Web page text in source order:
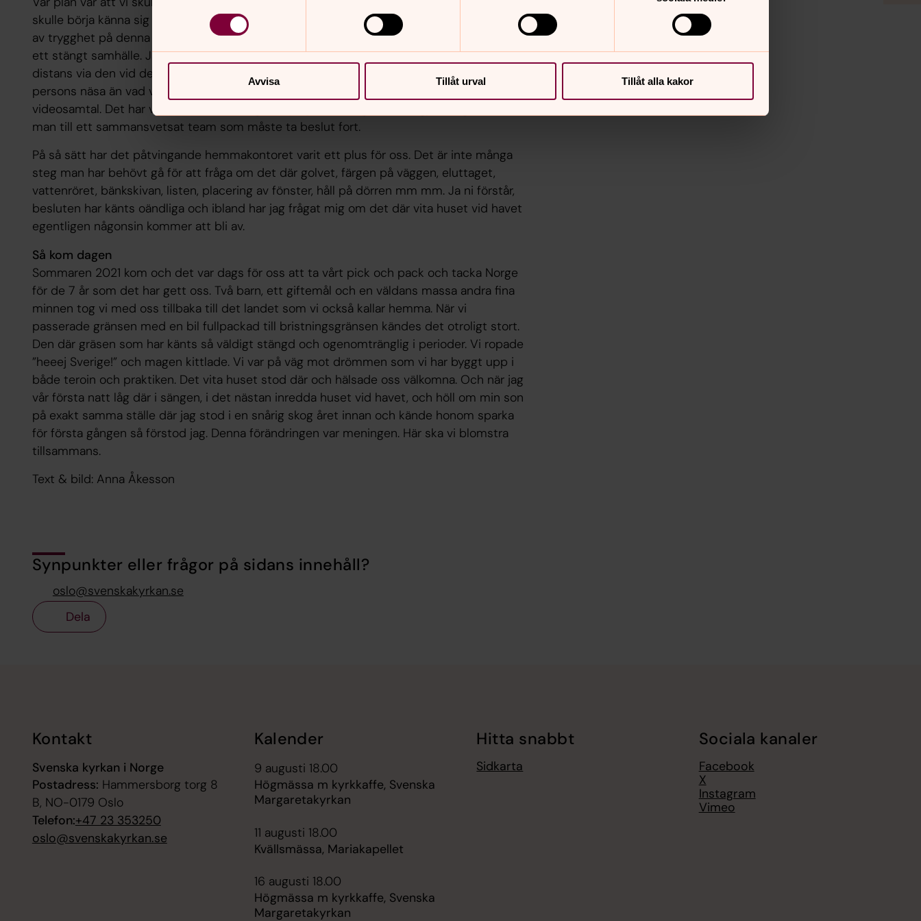
Avvisa Tillåt urval Tillåt alla kakor
skulle börja känna sig som hemma, leka lite utanför sin nya förskola och skapa en känsla
av trygghet på denna nya plats. Så kom de nya restriktionerna med karantänhotell och
ett stängt samhälle. Jahapp... Förändring. Igen. Vi har fått projektleda vårt bygge på
distans via den vid det här laget välanvända telefonen och ibland har sett upp mer i en
persons näsa än vad vi faktiskt bygger lite beronde på personens kompetens av
videosamtal. Det har varit en koordinering och projektledning som har gjort mig och min
man till ett sammansvetsat team som måste ta beslut fort.
På så sätt har det påtvingande hemmakontoret varit ett plus för oss. Det är inte många
steg man har behövt gå för att fråga om det där golvet, färgen på väggen, eluttaget,
vattenröret, bänkskivan, listen, placering av fönster, håll på dörren mm mm. Ja ni förstår,
besluten har känts oändliga och ibland har jag frågat mig om det där vita huset vid havet
egentligen någonsin kommer att bli av.
Så kom dagen
Sommaren 2021 kom och det var dags för oss att ta vårt pick och pack och tacka Norge
för de 7 år som det har gett oss. Två barn, ett giftemål och en väldans massa andra fina
minnen tog vi med oss tillbaka till det landet som vi också kallar hemma. När vi
passerade gränsen med en bil fullpackad till bristningsgränsen kändes det otroligt stort.
Den där gräsen som har känts så väldigt stängd och ogenomtränglig i perioder. Vi ropade
”heeej Sverige!” och magen kittlade. Vi var på väg mot drömmen som vi har byggt upp i
både teroin och praktiken. Det vita huset stod där och hälsade oss välkomna. Och när jag
vår första natt låg där i sängen, i det nästan inredda huset vid havet, och höll om min son
på exakt samma ställe där jag stod i en snårig skog året innan och kände honom sparka
för första gången så förstod jag. Denna förändringen var meningen. Här ska vi blomstra
tillsammans.
Text & bild: Anna Åkesson
Synpunkter eller frågor på sidans innehåll?
oslo@svenskakyrkan.se
Dela
Kontakt
Svenska kyrkan i Norge
Postadress: Hammersborg torg 8
B, NO-0179 Oslo
Telefon:+47 23 353250
oslo@svenskakyrkan.se
Kalender
9 augusti 18.00
Högmässa m kyrkkaffe, Svenska
Margaretakyrkan
11 augusti 18.00
Kvällsmässa, Mariakapellet
16 augusti 18.00
Högmässa m kyrkkaffe, Svenska
Margaretakyrkan
Hitta snabbt
Sidkarta
Sociala kanaler
Facebook
X
Instagram
Vimeo